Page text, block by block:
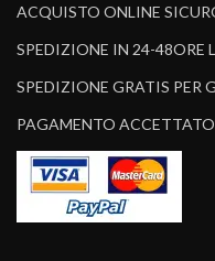
ACQUISTO ONLINE
SPEDIZIONE IN 24-48ORE
SPEDIZIONE GRATIS PER
PAGAMENTO ACCETTATO